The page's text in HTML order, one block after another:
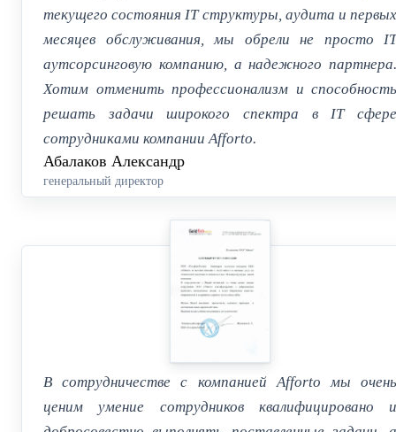
текущего состояния IT структуры, аудита и первых
месяцев обслуживания, мы обрели не просто IT
аутсорсинговую компанию, а надежного партнера.
Хотим отменить профессионализм и способность
решать задачи широкого спектра в IT сфере
сотрудниками компании Afforto.
Абалаков Александр
генеральный директор
В сотрудничестве с компанией Afforto мы очень
ценим умение сотрудников квалифицировано и